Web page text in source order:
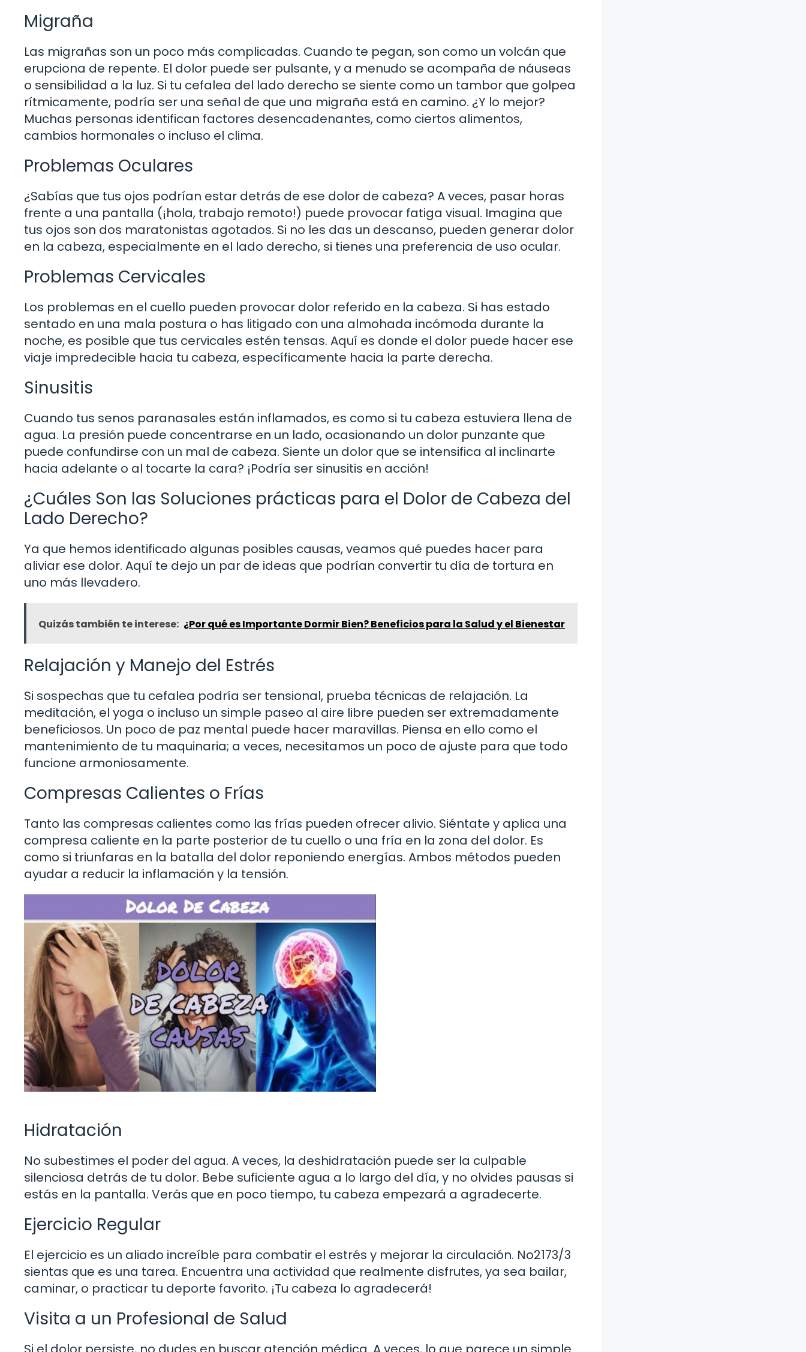
Migraña
Las migrañas son un poco más complicadas. Cuando te pegan, son como un volcán que
erupciona de repente. El dolor puede ser pulsante, y a menudo se acompaña de náuseas
o sensibilidad a la luz. Si tu cefalea del lado derecho se siente como un tambor que golpea
rítmicamente, podría ser una señal de que una migraña está en camino. ¿Y lo mejor?
Muchas personas identifican factores desencadenantes, como ciertos alimentos,
cambios hormonales o incluso el clima.
Problemas Oculares
¿Sabías que tus ojos podrían estar detrás de ese dolor de cabeza? A veces, pasar horas
frente a una pantalla (¡hola, trabajo remoto!) puede provocar fatiga visual. Imagina que
tus ojos son dos maratonistas agotados. Si no les das un descanso, pueden generar dolor
en la cabeza, especialmente en el lado derecho, si tienes una preferencia de uso ocular.
Problemas Cervicales
Los problemas en el cuello pueden provocar dolor referido en la cabeza. Si has estado
sentado en una mala postura o has litigado con una almohada incómoda durante la
noche, es posible que tus cervicales estén tensas. Aquí es donde el dolor puede hacer ese
viaje impredecible hacia tu cabeza, específicamente hacia la parte derecha.
Sinusitis
Cuando tus senos paranasales están inflamados, es como si tu cabeza estuviera llena de
agua. La presión puede concentrarse en un lado, ocasionando un dolor punzante que
puede confundirse con un mal de cabeza. Siente un dolor que se intensifica al inclinarte
hacia adelante o al tocarte la cara? ¡Podría ser sinusitis en acción!
¿Cuáles Son las Soluciones prácticas para el Dolor de Cabeza del
Lado Derecho?
Ya que hemos identificado algunas posibles causas, veamos qué puedes hacer para
aliviar ese dolor. Aquí te dejo un par de ideas que podrían convertir tu día de tortura en
uno más llevadero.
Quizás también te interese: ¿Por qué es Importante Dormir Bien? Beneficios para la Salud y el Bienestar
Relajación y Manejo del Estrés
Si sospechas que tu cefalea podría ser tensional, prueba técnicas de relajación. La
meditación, el yoga o incluso un simple paseo al aire libre pueden ser extremadamente
beneficiosos. Un poco de paz mental puede hacer maravillas. Piensa en ello como el
mantenimiento de tu maquinaria; a veces, necesitamos un poco de ajuste para que todo
funcione armoniosamente.
Compresas Calientes o Frías
Tanto las compresas calientes como las frías pueden ofrecer alivio. Siéntate y aplica una
compresa caliente en la parte posterior de tu cuello o una fría en la zona del dolor. Es
como si triunfaras en la batalla del dolor reponiendo energías. Ambos métodos pueden
ayudar a reducir la inflamación y la tensión.
Hidratación
No subestimes el poder del agua. A veces, la deshidratación puede ser la culpable
silenciosa detrás de tu dolor. Bebe suficiente agua a lo largo del día, y no olvides pausas si
estás en la pantalla. Verás que en poco tiempo, tu cabeza empezará a agradecerte.
Ejercicio Regular
El ejercicio es un aliado increíble para combatir el estrés y mejorar la circulación. No2173/3
sientas que es una tarea. Encuentra una actividad que realmente disfrutes, ya sea bailar,
caminar, o practicar tu deporte favorito. ¡Tu cabeza lo agradecerá!
Visita a un Profesional de Salud